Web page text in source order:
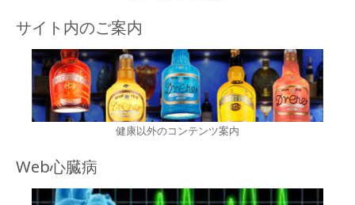
サイト内のご案内
健康以外のコンテンツ案内
Web心臓病